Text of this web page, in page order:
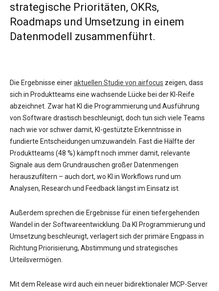
strategische Prioritäten, OKRs,
Roadmaps und Umsetzung in einem
Datenmodell zusammenführt.
Die Ergebnisse eineraktuellen Studie von airfocus zeigen, dass
sich in Produktteams eine wachsende Lücke bei der KI-Reife
abzeichnet. Zwar hat KI die Programmierung und Ausführung
von Software drastisch beschleunigt, doch tun sich viele Teams
nach wie vor schwer damit, KI-gestützte Erkenntnisse in
fundierte Entscheidungen umzuwandeln. Fast die Hälfte der
Produktteams (48 %) kämpft noch immer damit, relevante
Signale aus dem Grundrauschen großer Datenmengen
herauszufiltern – auch dort, wo KI in Workflows rund um
Analysen, Research und Feedback längst im Einsatz ist.
Außerdem sprechen die Ergebnisse für einen tiefergehenden
Wandel in der Softwareentwicklung. Da KI Programmierung und
Umsetzung beschleunigt, verlagert sich der primäre Engpass in
Richtung Priorisierung, Abstimmung und strategisches
Urteilsvermögen.
Mit dem Release wird auch ein neuer bidirektionaler MCP-Server